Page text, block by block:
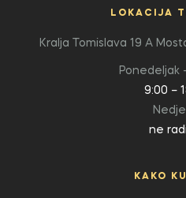
LOKACIJA
Kralja Tomislava 19 A
Ponedeljak
9:00 –
ne
KAKO